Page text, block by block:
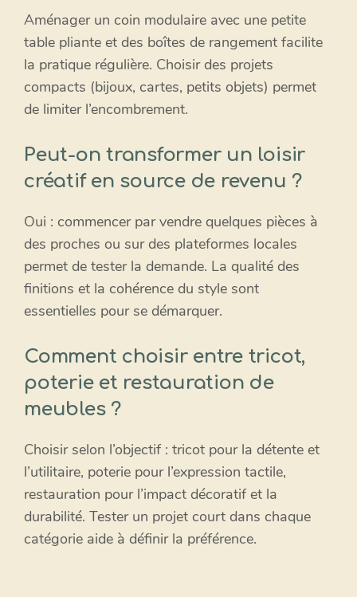
Aménager un coin modulaire avec une petite
table pliante et des boîtes de rangement facilite
la pratique régulière. Choisir des projets
compacts (bijoux, cartes, petits objets) permet
de limiter l’encombrement.
Peut-on transformer un loisir
créatif en source de revenu ?
Oui : commencer par vendre quelques pièces à
des proches ou sur des plateformes locales
permet de tester la demande. La qualité des
finitions et la cohérence du style sont
essentielles pour se démarquer.
Comment choisir entre tricot,
poterie et restauration de
meubles ?
Choisir selon l’objectif : tricot pour la détente et
l’utilitaire, poterie pour l’expression tactile,
restauration pour l’impact décoratif et la
durabilité. Tester un projet court dans chaque
catégorie aide à définir la préférence.